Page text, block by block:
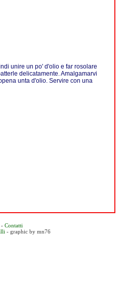
unire un po' d'olio e far rosolare
delicatamente. Amalgamarvi
unta d'olio. Servire con una
- Contatti
- graphic by mn76